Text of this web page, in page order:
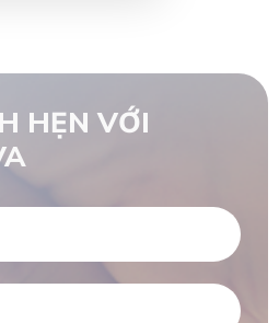
HẸN VỚI